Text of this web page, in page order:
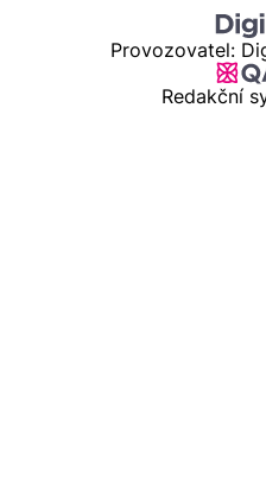
Provozovatel:
Redakční